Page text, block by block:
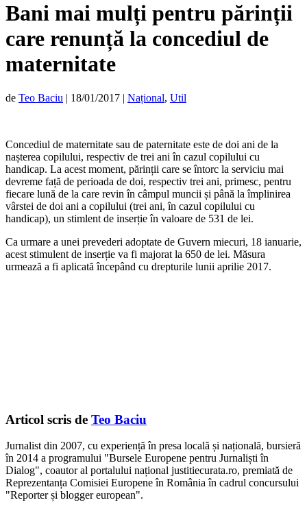
Bani mai mulți pentru părinții
care renunță la concediul de
maternitate
de Teo Baciu | 18/01/2017 | Național, Util
Concediul de maternitate sau de paternitate este de doi ani de la
nașterea copilului, respectiv de trei ani în cazul copilului cu
handicap. La acest moment, părinții care se întorc la serviciu mai
devreme față de perioada de doi, respectiv trei ani, primesc, pentru
fiecare lună de la care revin în câmpul muncii și până la împlinirea
vârstei de doi ani a copilului (trei ani, în cazul copilului cu
handicap), un stimlent de inserție în valoare de 531 de lei.
Ca urmare a unei prevederi adoptate de Guvern miecuri, 18 ianuarie,
acest stimulent de inserție va fi majorat la 650 de lei. Măsura
urmează a fi aplicată începând cu drepturile lunii aprilie 2017.
Articol scris de Teo Baciu
Jurnalist din 2007, cu experiență în presa locală și națională, bursieră
în 2014 a programului "Bursele Europene pentru Jurnaliști în
Dialog", coautor al portalului național justitiecurata.ro, premiată de
Reprezentanța Comisiei Europene în România în cadrul concursului
"Reporter și blogger european".